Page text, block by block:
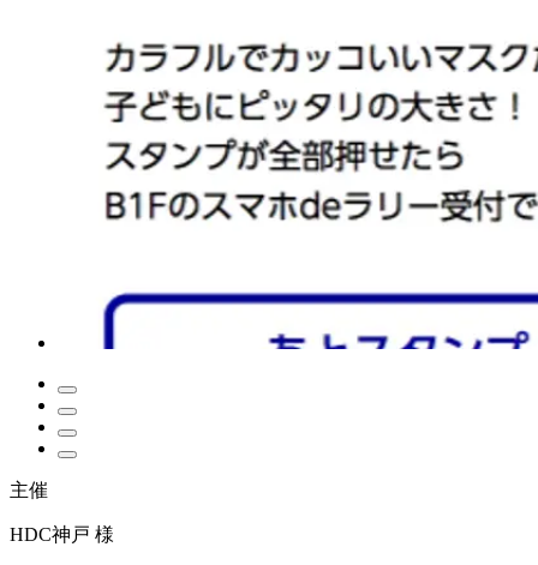
主催
HDC神戸 様